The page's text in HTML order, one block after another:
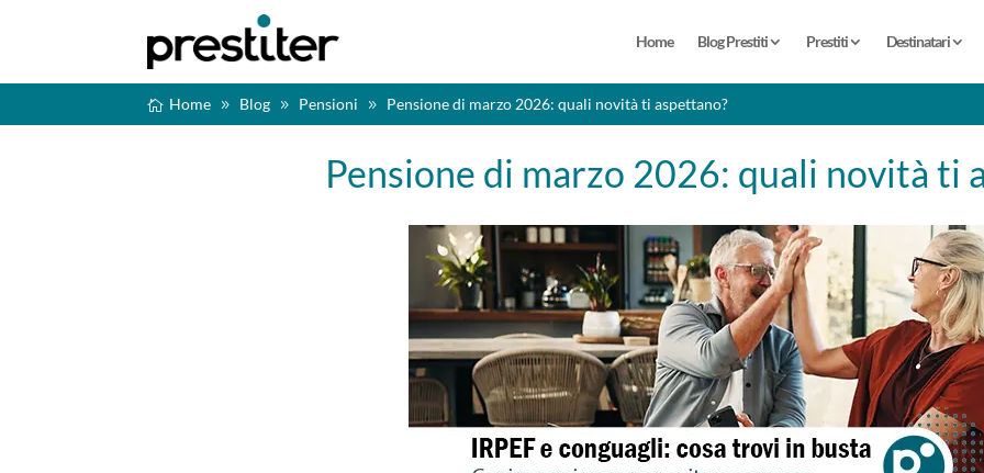
Home Blog Prestiti Prestiti Destinatari
Home Blog Pensioni Pensione di marzo 2026: quali novità ti aspettano?
Pensione di marzo 2026: quali novità ti